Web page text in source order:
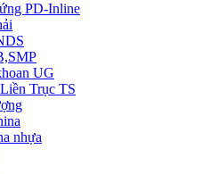
PD-Inline
UG
Trục TS
nhựa